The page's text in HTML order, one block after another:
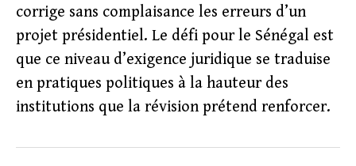
corrige sans complaisance les erreurs d’un
projet présidentiel. Le défi pour le Sénégal est
que ce niveau d’exigence juridique se traduise
en pratiques politiques à la hauteur des
institutions que la révision prétend renforcer.